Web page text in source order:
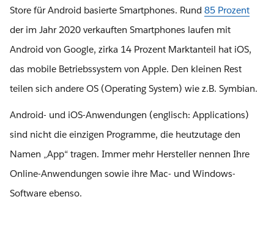
Store für Android basierte Smartphones. Rund 85 Prozent
der im Jahr 2020 verkauften Smartphones laufen mit
Android von Google, zirka 14 Prozent Marktanteil hat iOS,
das mobile Betriebssystem von Apple. Den kleinen Rest
teilen sich andere OS (Operating System) wie z.B. Symbian.
Android- und iOS-Anwendungen (englisch: Applications)
sind nicht die einzigen Programme, die heutzutage den
Namen „App“ tragen. Immer mehr Hersteller nennen Ihre
Online-Anwendungen sowie ihre Mac- und Windows-
Software ebenso.